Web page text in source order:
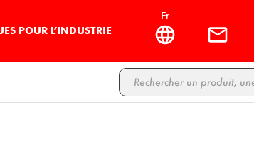
POUR L’INDUSTRIE
fr